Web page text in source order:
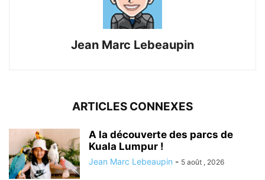
Jean Marc Lebeaupin
ARTICLES CONNEXES
A la découverte des parcs de
Kuala Lumpur !
Jean Marc Lebeaupin - 5 août , 2026